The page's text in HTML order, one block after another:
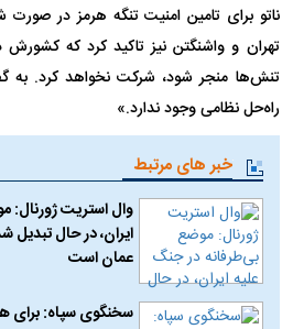
ناتو برای تامین امنیت تنگه هرمز در
تهران و واشنگتن نیز تاکید کرد که
تنش‌ها منجر شود، شرکت نخواهد کرد. به
راه‌حل نظامی وجود ندارد.»
خبر های مرتبط
وال استریت ژورنال:
ایران، در حال تبدیل
عمان است
سخنگوی سپاه: برای